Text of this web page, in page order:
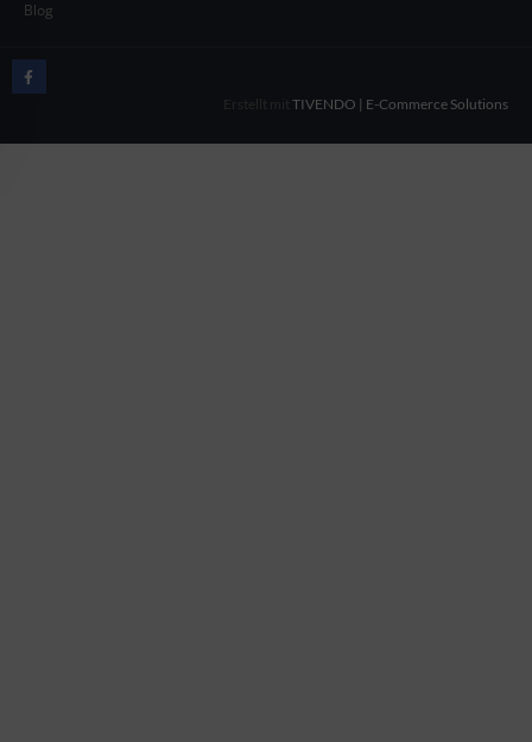
Blog
TIVENDO | E-Commerce Solutions